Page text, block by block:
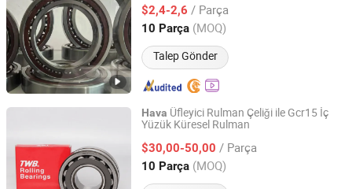
Sert Endüstriyel Ekipmanlar İçin Uygundur
$2,4-2,6 / Parça
10 Parça (MOQ)
Talep Gönder
Hubei, China Fiyat 2025
Hava Üfleyici Rulman Çeliği ile Gcr15 İç
Yüzük Küresel Rulman
$30,00-50,00 / Parça
10 Parça (MOQ)
Qingdao Flow Group Limited
Shandong, China Fiyat 2018